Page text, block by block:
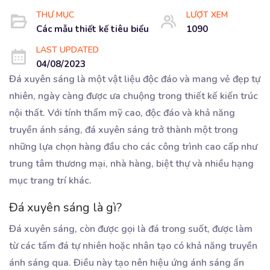
THƯ MỤC
Các mẫu thiết kế tiêu biểu
LƯỢT XEM
1090
LAST UPDATED
04/08/2023
Đá xuyên sáng là một vật liệu độc đáo và mang vẻ đẹp tự
nhiên, ngày càng được ưa chuộng trong thiết kế kiến trúc
nội thất. Với tính thẩm mỹ cao, độc đáo và khả năng
truyền ánh sáng, đá xuyên sáng trở thành một trong
những lựa chọn hàng đầu cho các công trình cao cấp như
trung tâm thương mại, nhà hàng, biệt thự và nhiều hạng
mục trang trí khác.
Đá xuyên sáng là gì?
Đá xuyên sáng, còn được gọi là đá trong suốt, được làm
từ các tấm đá tự nhiên hoặc nhân tạo có khả năng truyền
ánh sáng qua. Điều này tạo nên hiệu ứng ánh sáng ấn